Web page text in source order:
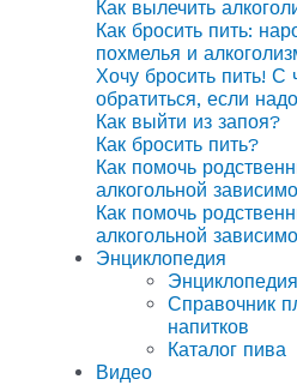
Как вылечить
Как бросить пить:
похмелья и
Хочу бросить пить! С
обратиться, если
Как выйти из запоя?
Как бросить пить?
Как помочь
алкогольной
Как помочь
алкогольной
Энциклопедия
Справочник
напитков
Каталог пива
Видео